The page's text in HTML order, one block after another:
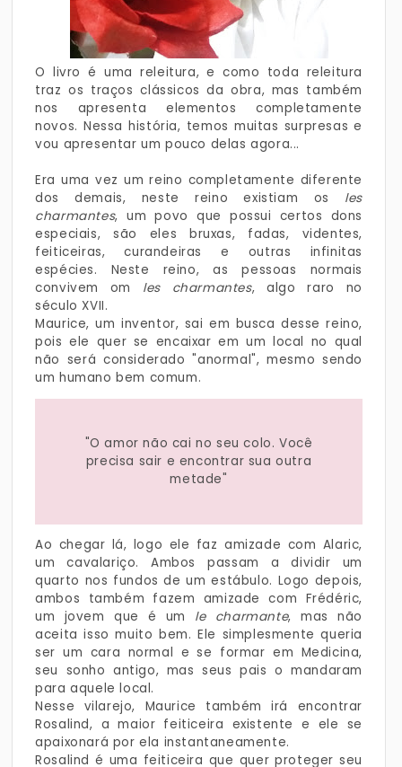
O livro é uma releitura, e como toda releitura
traz os traços clássicos da obra, mas também
nos apresenta elementos completamente
novos. Nessa história, temos muitas surpresas e
vou apresentar um pouco delas agora...
Era uma vez um reino completamente diferente
dos demais, neste reino existiam os les
charmantes, um povo que possui certos dons
especiais, são eles bruxas, fadas, videntes,
feiticeiras, curandeiras e outras infinitas
espécies. Neste reino, as pessoas normais
convivem om les charmantes, algo raro no
século XVII.
Maurice, um inventor, sai em busca desse reino,
pois ele quer se encaixar em um local no qual
não será considerado "anormal", mesmo sendo
um humano bem comum.
"O amor não cai no seu colo. Você
precisa sair e encontrar sua outra
metade"
Ao chegar lá, logo ele faz amizade com Alaric,
um cavalariço. Ambos passam a dividir um
quarto nos fundos de um estábulo. Logo depois,
ambos também fazem amizade com Frédéric,
um jovem que é um le charmante, mas não
aceita isso muito bem. Ele simplesmente queria
ser um cara normal e se formar em Medicina,
seu sonho antigo, mas seus pais o mandaram
para aquele local.
Nesse vilarejo, Maurice também irá encontrar
Rosalind, a maior feiticeira existente e ele se
apaixonará por ela instantaneamente.
Rosalind é uma feiticeira que quer proteger seu